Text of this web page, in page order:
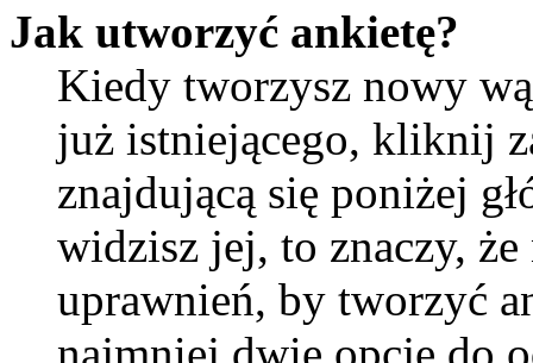
Jak utworzyć ankietę?
Kiedy tworzysz nowy
już istniejącego, kliknij
znajdującą się poniżej
widzisz jej, to znaczy,
uprawnień, by tworzyć
najmniej dwie opcje do